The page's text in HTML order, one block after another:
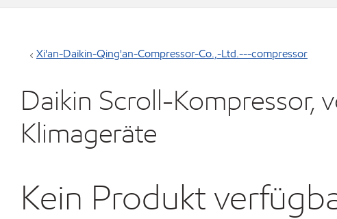
Xi'an-Daikin-Qing'an-Compressor-Co.,-Ltd.---compressor
Daikin Scroll-Kompressor,
Klimageräte
Kein Produkt